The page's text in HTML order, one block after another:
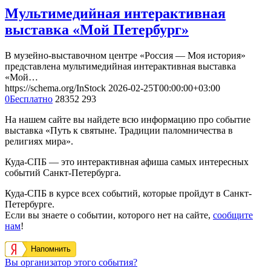
Мультимедийная интерактивная
выставка «Мой Петербург»
В музейно-выставочном центре «Россия — Моя история»
представлена мультимедийная интерактивная выставка
«Мой…
https://schema.org/InStock 2026-02-25T00:00:00+03:00
0Бесплатно 28352 293
На нашем сайте вы найдете всю информацию про событие
выставка «Путь к святыне. Традиции паломничества в
религиях мира».
Куда-СПБ — это интерактивная афиша самых интересных
событий Санкт-Петербурга.
Куда-СПБ в курсе всех событий, которые пройдут в Санкт-
Петербурге.
Если вы знаете о событии, которого нет на сайте, сообщите
нам!
Напомнить
Вы организатор этого события?